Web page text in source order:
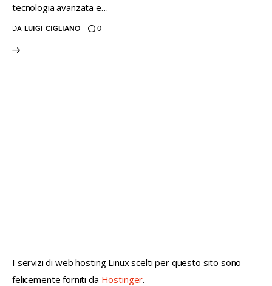
tecnologia avanzata e…
DA LUIGI CIGLIANO 0
I servizi di web hosting Linux scelti per questo sito sono
felicemente forniti da Hostinger.